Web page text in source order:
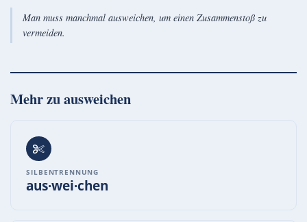
Man muss manchmal ausweichen, um einen Zusammenstoß zu
vermeiden.
Mehr zuausweichen
SILBENTRENNUNG
aus·wei·chen